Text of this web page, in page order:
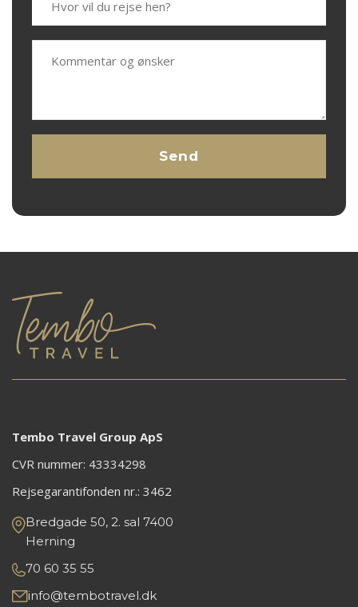
Tembo Travel Group ApS
CVR nummer: 43334298
Rejsegarantifonden nr.: 3462
Bredgade 50, 2. sal 7400
Herning
70 60 35 55
info@tembotravel.dk